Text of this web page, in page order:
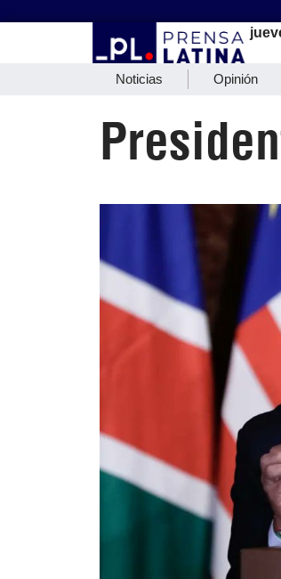
Noticias Opinión